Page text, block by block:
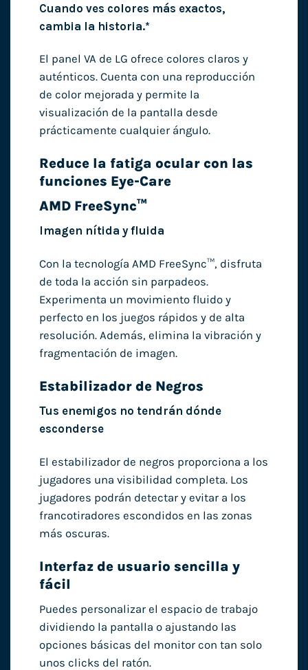
Cuando ves colores más exactos,
cambia la historia.*
El panel VA de LG ofrece colores claros y
auténticos. Cuenta con una reproducción
de color mejorada y permite la
visualización de la pantalla desde
prácticamente cualquier ángulo.
Reduce la fatiga ocular con las
funciones Eye-Care
AMD FreeSync™
Imagen nítida y fluida
Con la tecnología AMD FreeSync™, disfruta
de toda la acción sin parpadeos.
Experimenta un movimiento fluido y
perfecto en los juegos rápidos y de alta
resolución. Además, elimina la vibración y
fragmentación de imagen.
Estabilizador de Negros
Tus enemigos no tendrán dónde
esconderse
El estabilizador de negros proporciona a los
jugadores una visibilidad completa. Los
jugadores podrán detectar y evitar a los
francotiradores escondidos en las zonas
más oscuras.
Interfaz de usuario sencilla y
fácil
Puedes personalizar el espacio de trabajo
dividiendo la pantalla o ajustando las
opciones básicas del monitor con tan solo
unos clicks del ratón.